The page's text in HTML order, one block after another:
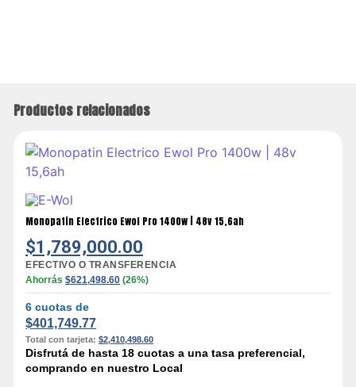
Productos relacionados
Monopatin Electrico Ewol Pro 1400w | 48v 15,6ah
$1,789,000.00
EFECTIVO O TRANSFERENCIA
Ahorrás $621,498.60 (26%)
6 cuotas de
$401,749.77
Total con tarjeta: $2,410,498.60
Disfrutá de hasta 18 cuotas a una tasa preferencial,
comprando en nuestro Local